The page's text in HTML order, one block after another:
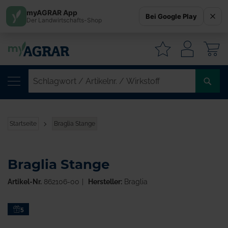
Startseite Braglia Stange
Zum5
Braglia Stange
Artikel-Nr. 862106-00 Hersteller:Braglia
myAGRAR App
Der Landwirtschafts-Shop Bei Google Play